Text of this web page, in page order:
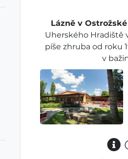
Lázně v
Uherského Hradiště
píše zhruba od roku
v